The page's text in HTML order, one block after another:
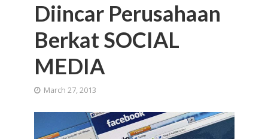
Diincar Perusahaan
Berkat SOCIAL
MEDIA
March 27, 2013